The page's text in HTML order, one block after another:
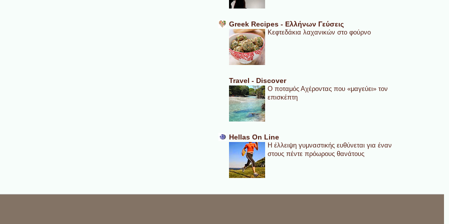
Greek Recipes - Ελλήνων Γεύσεις
Κεφτεδάκια λαχανικών στο φούρνο
Travel - Discover
Ο ποταμός Αχέροντας που «μαγεύει» τον
επισκέπτη
Hellas On Line
Η έλλειψη γυμναστικής ευθύνεται για έναν
στους πέντε πρόωρους θανάτους